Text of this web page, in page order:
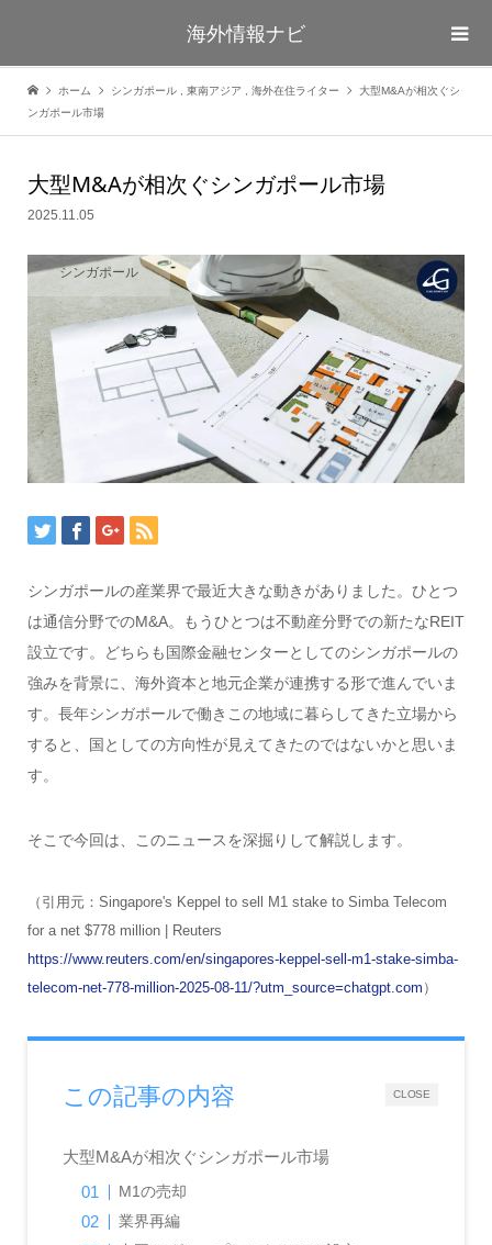
海外情報ナビ
ホーム シンガポール 東南アジア 海外在住ライター
大型M&Aが相次ぐシ
ンガポール市場
大型M&Aが相次ぐシンガポール市場
2025.11.05
シンガポール
シンガポールの産業界で最近大きな動きがありました。ひとつ
は通信分野でのM&A。もうひとつは不動産分野での新たなREIT
設立です。どちらも国際金融センターとしてのシンガポールの
強みを背景に、海外資本と地元企業が連携する形で進んでいま
す。長年シンガポールで働きこの地域に暮らしてきた立場から
すると、国としての方向性が見えてきたのではないかと思いま
す。
そこで今回は、このニュースを深掘りして解説します。
（引用元：Singapore's Keppel to sell M1 stake to Simba Telecom
for a net $778 million | Reuters
https://www.reuters.com/en/singapores-keppel-sell-m1-stake-simba-
telecom-net-778-million-2025-08-11/?utm_source=chatgpt.com ）
CLOSE
この記事の内容
大型M&Aが相次ぐシンガポール市場
M1の売却
業界再編